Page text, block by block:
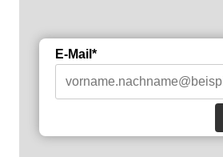
E-Mail*